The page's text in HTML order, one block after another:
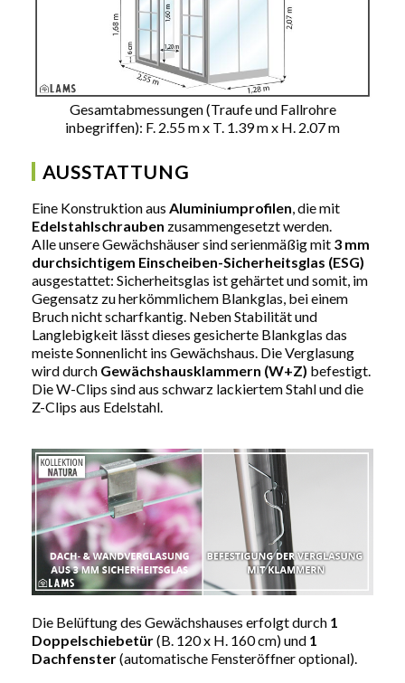
Gesamtabmessungen (Traufe und Fallrohre
inbegriffen): F. 2.55 m x T. 1.39 m x H. 2.07 m
AUSSTATTUNG
Eine Konstruktion aus Aluminiumprofilen , die mit
Edelstahlschrauben zusammengesetzt werden.
Alle unsere Gewächshäuser sind serienmäßig mit 3 mm
durchsichtigem Einscheiben-Sicherheitsglas (ESG)
ausgestattet: Sicherheitsglas ist gehärtet und somit, im
Gegensatz zu herkömmlichem Blankglas, bei einem
Bruch nicht scharfkantig. Neben Stabilität und
Langlebigkeit lässt dieses gesicherte Blankglas das
meiste Sonnenlicht ins Gewächshaus. Die Verglasung
wird durch Gewächshausklammern (W+Z) befestigt.
Die W-Clips sind aus schwarz lackiertem Stahl und die
Z-Clips aus Edelstahl.
Die Belüftung des Gewächshauses erfolgt durch 1
Doppelschiebetür(B. 120 x H. 160 cm) und 1
Dachfenster(automatische Fensteröffner optional).